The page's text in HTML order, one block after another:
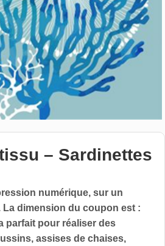
– Sardinettes
numérique, sur un
dimension du coupon est :
parfait pour réaliser des
assises de chaises,